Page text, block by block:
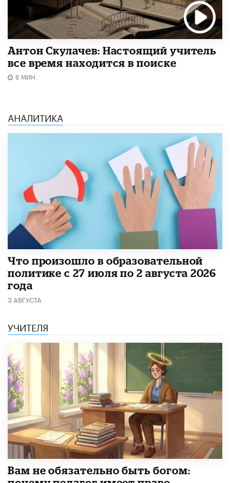
Антон Скулачев: Настоящий учитель
все время находится в поиске
6 МИН.
АНАЛИТИКА
​Что произошло в образовательной
политике с 27 июля по 2 августа 2026
года
3 АВГУСТА
УЧИТЕЛЯ
​Вам не обязательно быть богом: